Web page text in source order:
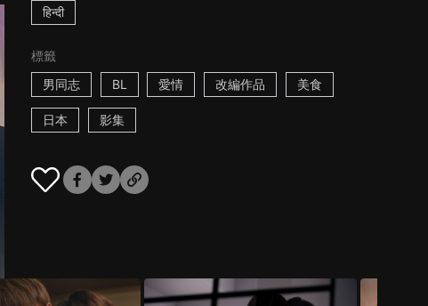
हिन्दी
標籤
男同志
BL 愛情 改編作品 美食
日本 影集